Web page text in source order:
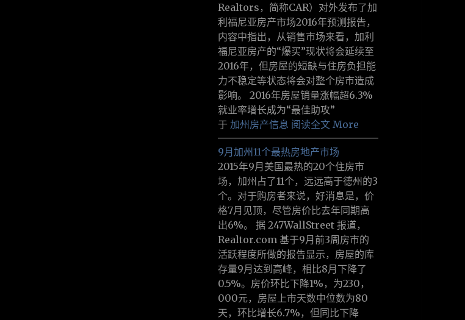
Realtors，简称CAR）对外发布了加
利福尼亚房产市场2016年预测报告，
内容中指出，从销售市场来看，加利
福尼亚房产的“爆买”现状将会延续至
2016年，但房屋的短缺与住房负担能
力不稳定等状态将会对整个房市造成
影响。 2016年房屋销量涨幅超6.3%
就业率增长成为“最佳助攻”
于 加州房产信息 阅读全文 More
9月加州11个最热房地产市场
2015年9月美国最热的20个住房市
场，加州占了11个，远远高于德州的3
个。对于购房者来说，好消息是，价
格7月见顶，尽管房价比去年同期高
出6%。 据 247WallStreet 报道，
Realtor.com 基于9月前3周房市的
活跃程度所做的报告显示，房屋的库
存量9月达到高峰，相比8月下降了
0.5%。房价环比下降1%，为230，
000元，房屋上市天数中位数为80
天，环比增长6.7%，但同比下降